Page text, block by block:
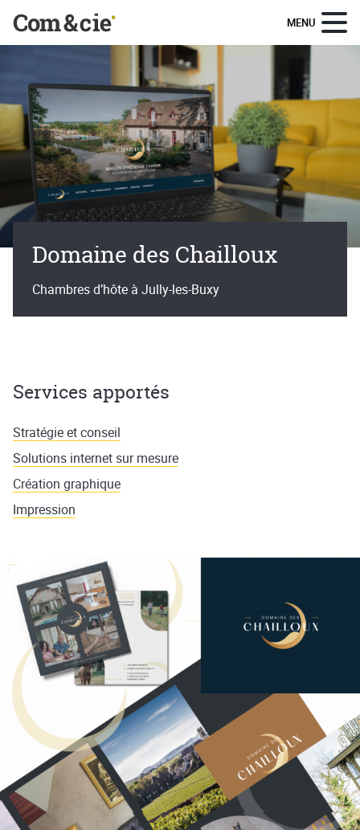
MENU
Domaine des Chailloux
Chambres d’hôte à Jully-les-Buxy
Services apportés
Stratégie et conseil
Solutions internet sur mesure
Création graphique
Impression
Panneau de gestion des cookies